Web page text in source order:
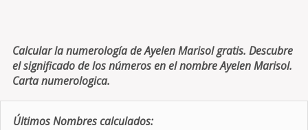
Calcular la numerología de Ayelen Marisol gratis. Descubre
el significado de los números en el nombre Ayelen Marisol.
Carta numerologica.
Últimos Nombres calculados: